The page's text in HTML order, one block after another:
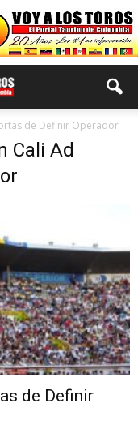
de Definir Operador
Cali Ad
de Definir